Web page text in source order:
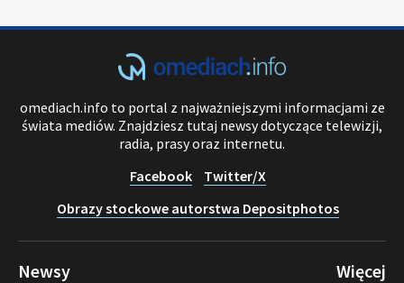
omediach.info to portal z najważniejszymi informacjami ze
świata mediów. Znajdziesz tutaj newsy dotyczące telewizji,
radia, prasy oraz internetu.
Facebook
Twitter/X
Obrazy stockowe autorstwa Depositphotos
Newsy Więcej